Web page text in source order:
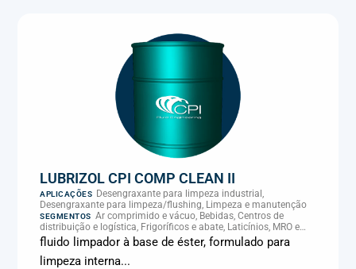
LUBRIZOL CPI COMP CLEAN II
APLICAÇÕES
Desengraxante para limpeza industrial,
Desengraxante para limpeza/flushing, Limpeza e manutenção
SEGMENTOS Ar comprimido e vácuo, Bebidas, Centros de
distribuição e logística, Frigoríficos e abate, Laticínios, MRO e
manutenção industrial
fluido limpador à base de éster, formulado para
limpeza interna...